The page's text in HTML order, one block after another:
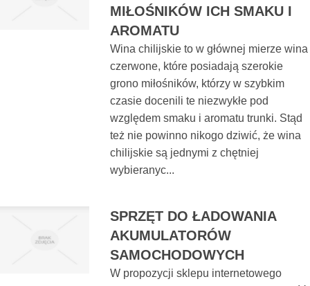
MIŁOŚNIKÓW ICH SMAKU I
AROMATU
Wina chilijskie to w głównej mierze wina
czerwone, które posiadają szerokie
grono miłośników, którzy w szybkim
czasie docenili te niezwykłe pod
względem smaku i aromatu trunki. Stąd
też nie powinno nikogo dziwić, że wina
chilijskie są jednymi z chętniej
wybieranyc...
SPRZĘT DO ŁADOWANIA
AKUMULATORÓW
SAMOCHODOWYCH
W propozycji sklepu internetowego